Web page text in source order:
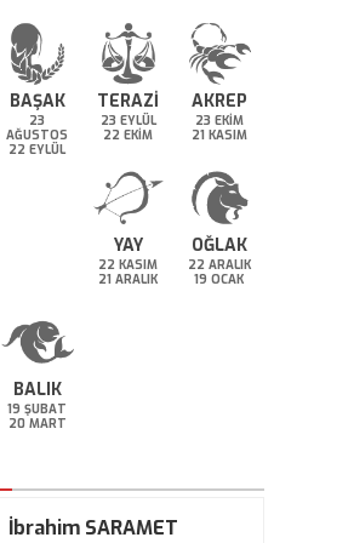
BAŞAK
23
AĞUSTOS
22 EYLÜL
TERAZİ
23 EYLÜL
22 EKİM
AKREP
23 EKİM
21 KASIM
YAY
22 KASIM
21 ARALIK
OĞLAK
22 ARALIK
19 OCAK
BALIK
19 ŞUBAT
20 MART
İbrahim SARAMET